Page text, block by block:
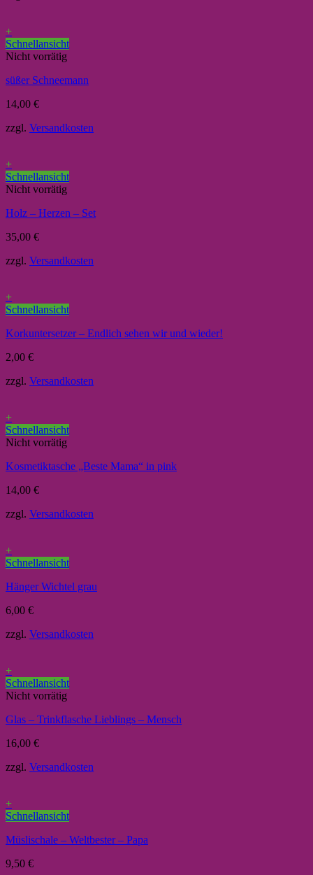
+
Schnellansicht
Nicht vorrätig
süßer Schneemann
14,00 €
zzgl. Versandkosten
+
Schnellansicht
Nicht vorrätig
Holz – Herzen – Set
35,00 €
zzgl. Versandkosten
+
Schnellansicht
Korkuntersetzer – Endlich sehen wir und wieder!
2,00 €
zzgl. Versandkosten
+
Schnellansicht
Nicht vorrätig
Kosmetiktasche „Beste Mama“ in pink
14,00 €
zzgl. Versandkosten
+
Schnellansicht
Hänger Wichtel grau
6,00 €
zzgl. Versandkosten
+
Schnellansicht
Nicht vorrätig
Glas – Trinkflasche Lieblings – Mensch
16,00 €
zzgl. Versandkosten
+
Schnellansicht
Müslischale – Weltbester – Papa
9,50 €